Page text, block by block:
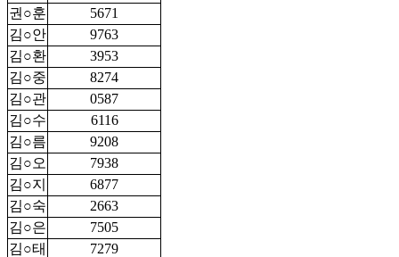
권○훈
5671
김○안
9763
김○환
3953
김○중
8274
김○관
0587
김○수
6116
김○름
9208
김○오
7938
김○지
6877
김○숙
2663
김○은
7505
김○태
7279